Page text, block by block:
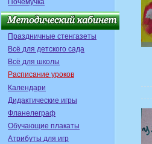
Праздничные стенгазеты
Всё для детского сада
Всё для школы
Расписание уроков
Календари
Дидактические игры
Фланелеграф
Обучающие плакаты
Атрибуты для игр